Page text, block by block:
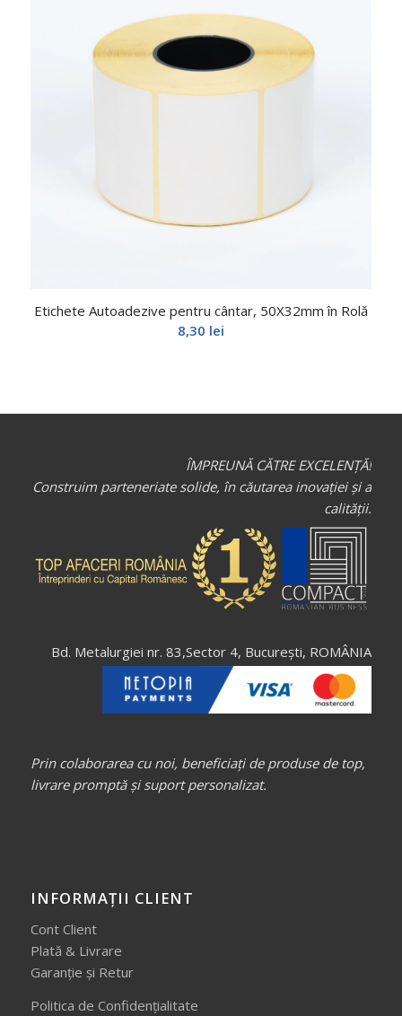
Etichete Autoadezive pentru cântar, 50X32mm în Rolă
8,30 lei
ÎMPREUNĂ CĂTRE EXCELENȚĂ!
Construim parteneriate solide, în căutarea inovației și a
calității.
Bd. Metalurgiei nr. 83,Sector 4, București, ROMÂNIA
Prin colaborarea cu noi, beneficiați de produse de top,
livrare promptă și suport personalizat.
INFORMAȚII CLIENT
Cont Client
Plată & Livrare
Garanție și Retur
Politica de Confidențialitate